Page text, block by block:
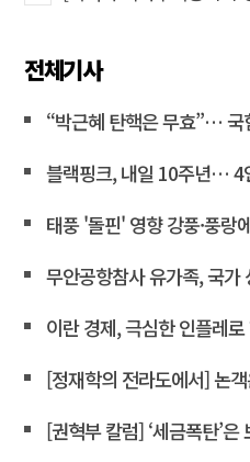
전체기사
“박근혜 탄핵은 무효”… 국힘 현역
블랙핑크, 내일 10주년… 4
태풍 '돌핀' 영향 강풍·풍
무안공항참사 유가족, 국가
이란 경제, 극심한 인플레
[정재학의 전라도에서] 논
[권혁부 칼럼] ‘세금폭탄’은 보